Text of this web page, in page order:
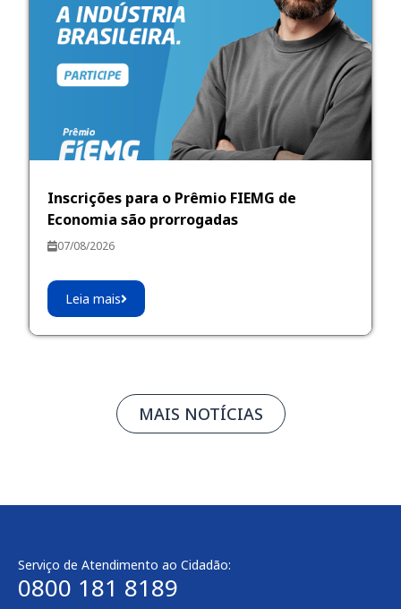
Inscrições para o Prêmio FIEMG de
Economia são prorrogadas
07/08/2026
Leia mais
MAIS NOTÍCIAS
Serviço de Atendimento ao Cidadão:
0800 181 8189